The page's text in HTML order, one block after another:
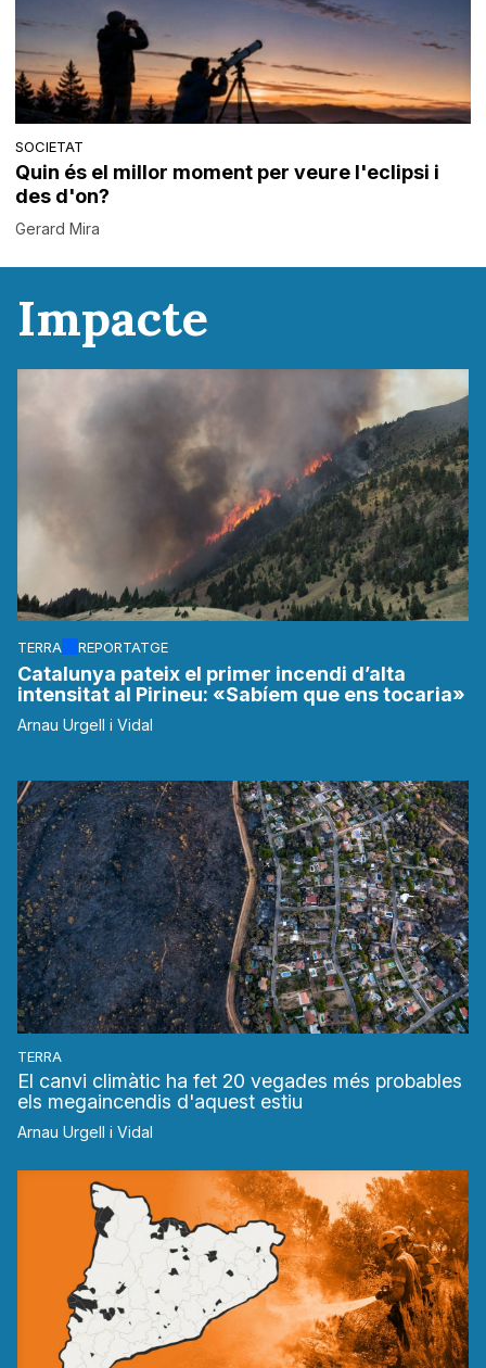
SOCIETAT
Quin és el millor moment per veure l'eclipsi i
des d'on?
Gerard Mira
Impacte
TERRA REPORTATGE
Catalunya pateix el primer incendi d’alta
intensitat al Pirineu: «Sabíem que ens tocaria»
Arnau Urgell i Vidal
TERRA
El canvi climàtic ha fet 20 vegades més probables
els megaincendis d'aquest estiu
Arnau Urgell i Vidal